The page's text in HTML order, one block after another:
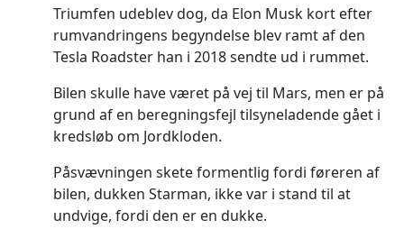
Triumfen udeblev dog, da Elon Musk kort efter
rumvandringens begyndelse blev ramt af den
Tesla Roadster han i 2018 sendte ud i rummet.
Bilen skulle have været på vej til Mars, men er på
grund af en beregningsfejl tilsyneladende gået i
kredsløb om Jordkloden.
Påsvævningen skete formentlig fordi føreren af
bilen, dukken Starman, ikke var i stand til at
undvige, fordi den er en dukke.